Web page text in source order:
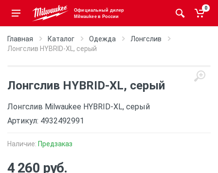
Официальный дилер
Milwaukee в России
0
Главная Каталог Одежда
Лонгслив
Лонгслив HYBRID-XL, серый
Лонгслив HYBRID-XL, серый
Лонгслив Milwaukee HYBRID-XL, серый
Артикул: 4932492991
Наличие: Предзаказ
4 260 руб.